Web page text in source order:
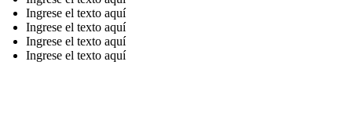
Ingrese el texto aquí
Ingrese el texto aquí
Ingrese el texto aquí
Ingrese el texto aquí